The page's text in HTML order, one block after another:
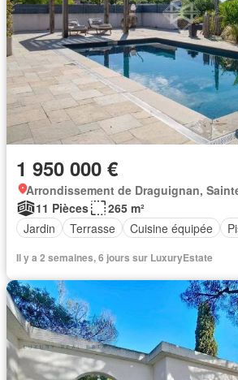
1 950 000 €
Arrondissement de Draguignan,
11 Pièces
265 m²
Jardin
Terrasse Cuisine équipée
Il y a 2 semaines, 6 jours sur LuxuryEstate